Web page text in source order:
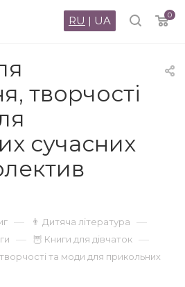
0
RU | UA
творчості
сучасних
— 👨 Дитяча література —
— 🦉 Книги для дівчаток —
та моди для прикольних